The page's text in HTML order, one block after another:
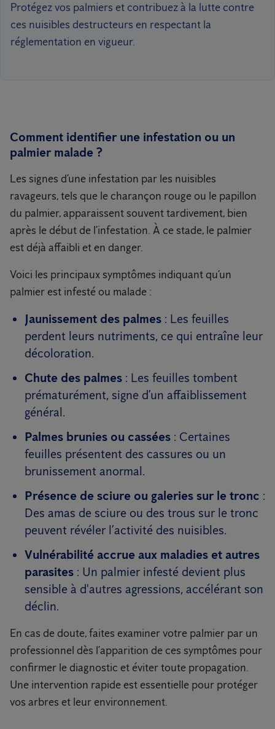
Protégez vos palmiers et contribuez à la lutte contre
ces nuisibles destructeurs en respectant la
réglementation en vigueur.
Comment identifier une infestation ou un
palmier malade ?
Les signes d’une infestation par les nuisibles
ravageurs, tels que le charançon rouge ou le papillon
du palmier, apparaissent souvent tardivement, bien
après le début de l’infestation. À ce stade, le palmier
est déjà affaibli et en danger.
Voici les principaux symptômes indiquant qu’un
palmier est infesté ou malade :
Jaunissement des palmes : Les feuilles
perdent leurs nutriments, ce qui entraîne leur
décoloration.
Chute des palmes : Les feuilles tombent
prématurément, signe d’un affaiblissement
général.
Palmes brunies ou cassées : Certaines
feuilles présentent des cassures ou un
brunissement anormal.
Présence de sciure ou galeries sur le tronc :
Des amas de sciure ou des trous sur le tronc
peuvent révéler l’activité des nuisibles.
Vulnérabilité accrue aux maladies et autres
parasites : Un palmier infesté devient plus
sensible à d'autres agressions, accélérant son
déclin.
En cas de doute, faites examiner votre palmier par un
professionnel dès l’apparition de ces symptômes pour
confirmer le diagnostic et éviter toute propagation.
Une intervention rapide est essentielle pour protéger
vos arbres et leur environnement.